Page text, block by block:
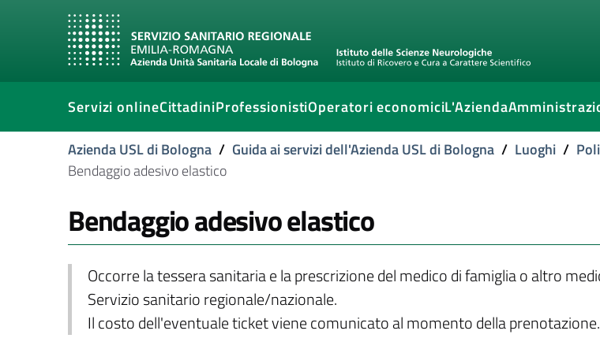
Servizi onlineCittadiniProfessionistiOperatori economiciL'Azienda
Azienda USL di Bologna / Guida ai servizi dell'Azienda USL di Bologna / Luoghi /
Bendaggio adesivo elastico
Bendaggio adesivo elastico
Occorre la tessera sanitaria e la prescrizione del medico di famiglia o altro
Servizio sanitario regionale/nazionale.
Il costo dell'eventuale ticket viene comunicato al momento della prenotazione.